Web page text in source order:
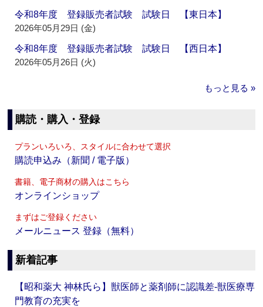
令和8年度 登録販売者試験 試験日 【東日本】
2026年05月29日 (金)
令和8年度 登録販売者試験 試験日 【西日本】
2026年05月26日 (火)
もっと見る »
購読・購入・登録
プランいろいろ、スタイルに合わせて選択
購読申込み（新聞 / 電子版）
書籍、電子商材の購入はこちら
オンラインショップ
まずはご登録ください
メールニュース 登録（無料）
新着記事
【昭和薬大 神林氏ら】獣医師と薬剤師に認識差‐獣医療専
門教育の充実を